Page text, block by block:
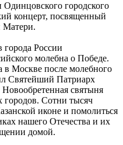
Одинцовского городского
концерт, посвященный
Матери.
города России
молебна о Победе.
в Москве после молебного
Святейший Патриарх
святыня
городов. Сотни тысяч
иконе и помолиться
нашего Отечества и их
домой.